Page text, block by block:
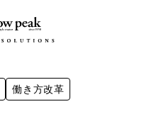
働き方改革